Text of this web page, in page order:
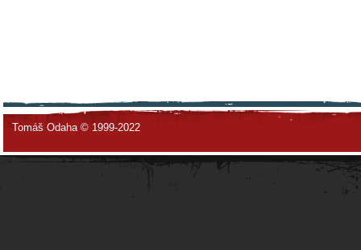
Tomáš Odaha © 1999-2022